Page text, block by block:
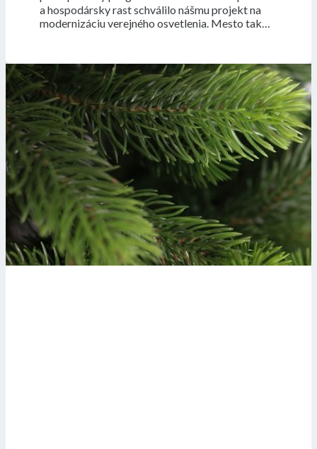
a hospodársky rast schválilo nášmu projekt na
modernizáciu verejného osvetlenia. Mesto tak…